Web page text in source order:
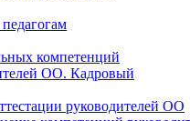
компетенций
ОО. Кадровый
руководителей ОО